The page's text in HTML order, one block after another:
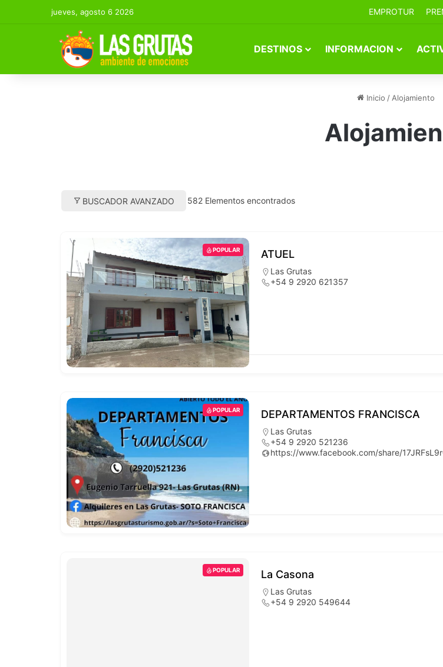
jueves, agosto 6 2026 EMPROTUR
DESTINOS INFORMACION
Inicio / Alojamiento
BUSCADOR AVANZADO 582 Elementos encontrados
POPULAR ATUEL
Las Grutas
+54 9 2920 621357
POPULAR DEPARTAMENTOS FRANCISCA
Las Grutas
+54 9 2920 521236
https://www.facebook.com/share/
POPULAR La Casona
Las Grutas
+54 9 2920 549644